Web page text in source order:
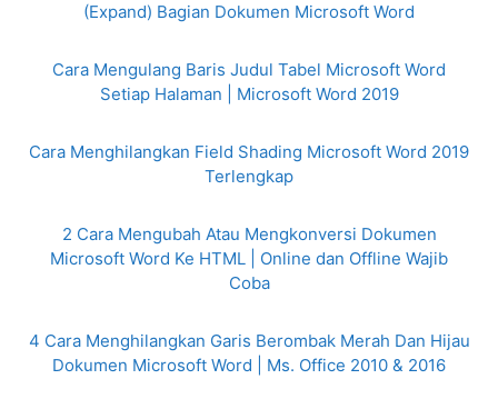
(Expand) Bagian Dokumen Microsoft Word
Cara Mengulang Baris Judul Tabel Microsoft Word
Setiap Halaman | Microsoft Word 2019
Cara Menghilangkan Field Shading Microsoft Word 2019
Terlengkap
2 Cara Mengubah Atau Mengkonversi Dokumen
Microsoft Word Ke HTML | Online dan Offline Wajib
Coba
4 Cara Menghilangkan Garis Berombak Merah Dan Hijau
Dokumen Microsoft Word | Ms. Office 2010 & 2016